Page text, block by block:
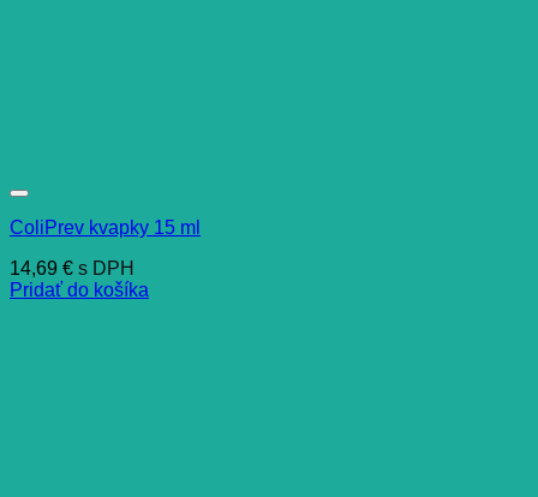
ColiPrev kvapky 15 ml
14,69 € s DPH
Pridať do košíka